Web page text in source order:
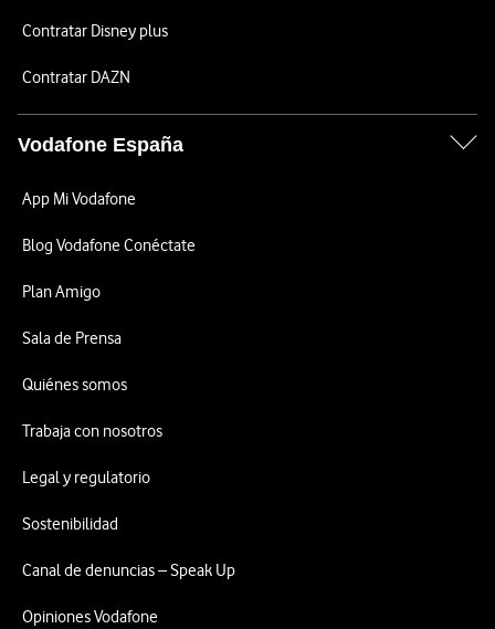
Contratar Disney plus
Contratar DAZN
Vodafone España
App Mi Vodafone
Blog Vodafone Conéctate
Plan Amigo
Sala de Prensa
Quiénes somos
Trabaja con nosotros
Legal y regulatorio
Sostenibilidad
Canal de denuncias – Speak Up
Opiniones Vodafone